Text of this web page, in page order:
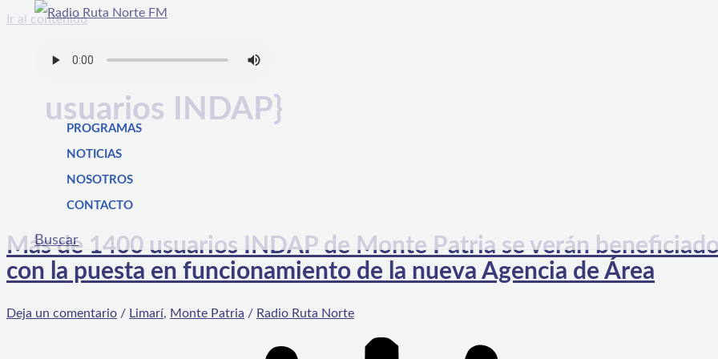
Ir al contenido
PROGRAMAS
NOTICIAS
NOSOTROS
CONTACTO
Buscar
usuarios INDAP}
Más de 1400 usuarios INDAP de Monte Patria se verán
con la puesta en funcionamiento de la nueva Agencia de Área
Deja un comentario / Limarí, Monte Patria / Radio Ruta Norte